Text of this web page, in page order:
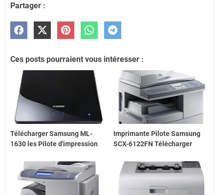
Partager :
Ces posts pourraient vous intéresser :
Télécharger Samsung ML-
1630 les Pilote d'impression
Imprimante Pilote Samsung
SCX-6122FN Télécharger